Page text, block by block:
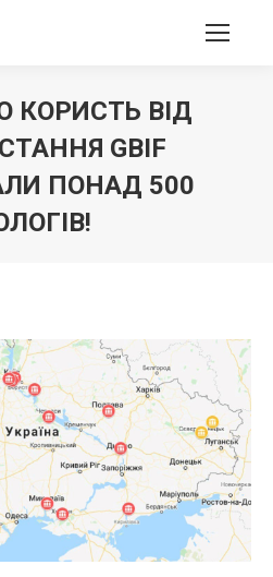
КОРИСТЬ ВІД
GBIF
ПОНАД 500